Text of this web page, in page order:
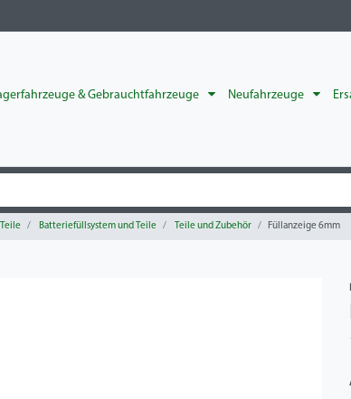
& Gebrauchtfahrzeuge Neufahrzeuge
Batteriefüllsystem und Teile Teile und Zubehör Füllanzeige 6mm